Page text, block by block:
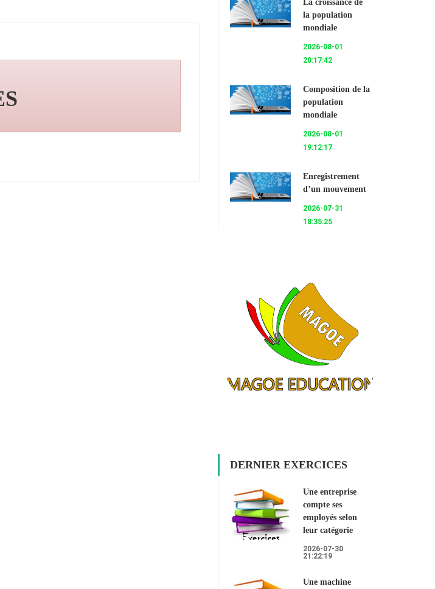
La croissance de
la population
mondiale
2026-08-01
20:17:42
Composition de la
population
mondiale
2026-08-01
19:12:17
Enregistrement
d’un mouvement
2026-07-31
18:35:25
DERNIER EXERCICES
Une entreprise
compte ses
employés selon
leur catégorie
2026-07-30
21:22:19
Une machine